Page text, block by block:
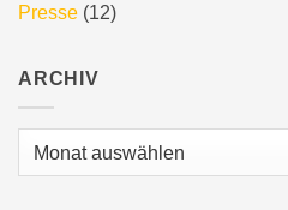
Presse (12)
ARCHIV